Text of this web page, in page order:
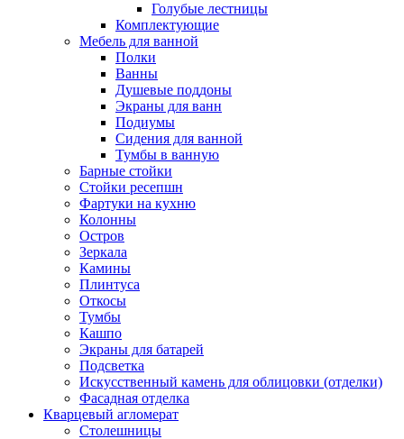
Голубые лестницы
Комплектующие
Мебель для ванной
Полки
Ванны
Душевые поддоны
Экраны для ванн
Подиумы
Сидения для ванной
Тумбы в ванную
Барные стойки
Стойки ресепшн
Фартуки на кухню
Колонны
Остров
Зеркала
Камины
Плинтуса
Откосы
Тумбы
Кашпо
Экраны для батарей
Подсветка
Искусственный камень для облицовки (отделки)
Фасадная отделка
Кварцевый агломерат
Столешницы